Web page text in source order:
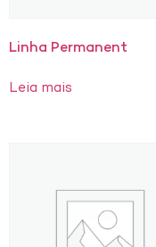
Linha Permanent
Leia mais